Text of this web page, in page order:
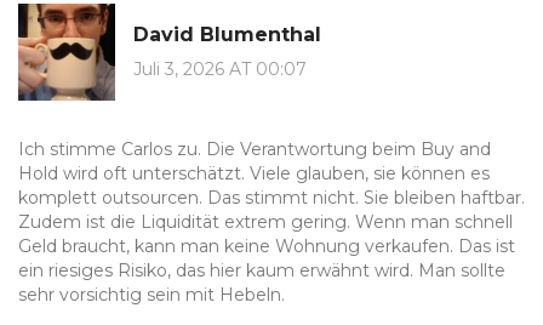
David Blumenthal
Juli 3, 2026 AT 00:07
Ich stimme Carlos zu. Die Verantwortung beim Buy and
Hold wird oft unterschätzt. Viele glauben, sie können es
komplett outsourcen. Das stimmt nicht. Sie bleiben haftbar.
Zudem ist die Liquidität extrem gering. Wenn man schnell
Geld braucht, kann man keine Wohnung verkaufen. Das ist
ein riesiges Risiko, das hier kaum erwähnt wird. Man sollte
sehr vorsichtig sein mit Hebeln.